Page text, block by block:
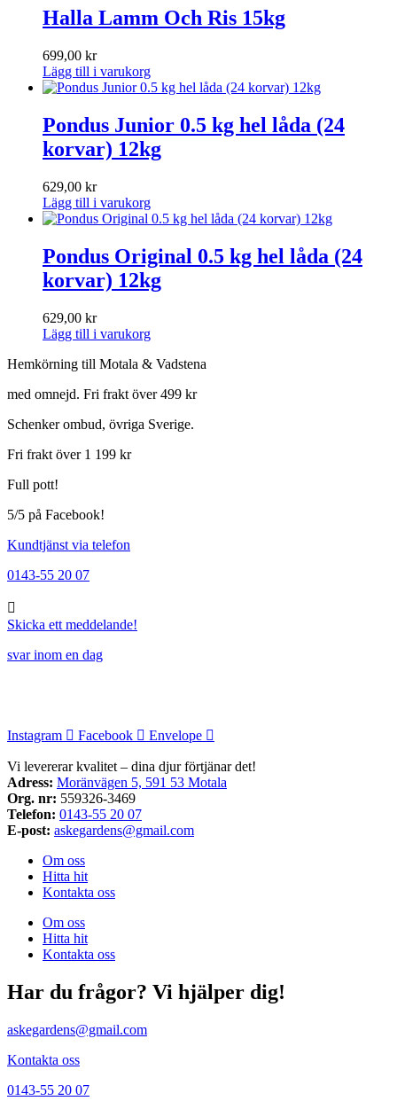
Halla Lamm Och Ris 15kg
699,00 kr
Lägg till i varukorg
Pondus Junior 0.5 kg hel låda (24
korvar) 12kg
629,00 kr
Lägg till i varukorg
Pondus Original 0.5 kg hel låda (24
korvar) 12kg
629,00 kr
Lägg till i varukorg
Hemkörning till Motala & Vadstena
med omnejd. Fri frakt över 499 kr
Schenker ombud, övriga Sverige.
Fri frakt över 1 199 kr
Full pott!
5/5 på Facebook!
Kundtjänst via telefon
0143-55 20 07
Skicka ett meddelande!
svar inom en dag
Instagram Facebook Envelope
Vi levererar kvalitet – dina djur förtjänar det!
Adress: Moränvägen 5, 591 53 Motala
Org. nr: 559326-3469
Telefon: 0143-55 20 07
E-post: askegardens@gmail.com
Om oss
Hitta hit
Kontakta oss
Om oss
Hitta hit
Kontakta oss
Har du frågor? Vi hjälper dig!
askegardens@gmail.com
Kontakta oss
0143-55 20 07